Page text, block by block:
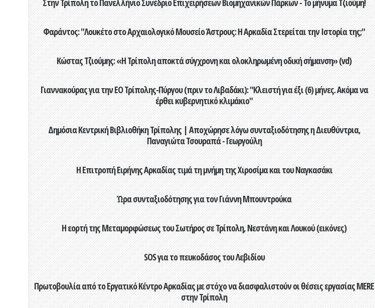
Φαράντος: "Λουκέτο στο Αρχαιολογικό Μουσείο Άστρους: Η Αρκαδία Στερείται την Ιστορία της;"
Κώστας Τζιούμης: «Η Τρίπολη αποκτά σύγχρονη και ολοκληρωμένη οδική σήμανση» (vd)
Γιαννακούρας για την EO Τρίπολης-Πύργου (πριν το Λιβαδάκι): "Κλειστή για έξι (6) μήνες. Ακόμα να
έρθει κυβερνητικό κλιμάκιο"
Δημόσια Κεντρική Βιβλιοθήκη Τρίπολης | Αποχώρησε λόγω συνταξιοδότησης η Διευθύντρια,
Παναγιώτα Τσουραπά - Γεωργούλη
Η Επιτροπή Ειρήνης Αρκαδίας τιμά τη μνήμη της Χιροσίμα και του Ναγκασάκι
Ώρα συνταξιοδότησης για τον Γιάννη Μπουντρούκα
Η εορτή της Μεταμορφώσεως του Σωτήρος σε Τρίπολη, Νεστάνη και Λουκού (εικόνες)
SOS για το πευκοδάσος του Λεβιδίου
Πρωτοβουλία από το Εργατικό Κέντρο Αρκαδίας με στόχο να διασφαλιστούν οι θέσεις εργασίας MERE
στην Τρίπολη